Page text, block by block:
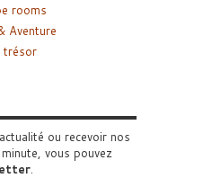
rooms
Aventure
trésor
ou recevoir nos
vous pouvez
.